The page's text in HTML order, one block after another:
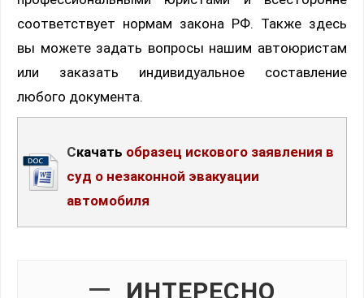
соответствует нормам закона РФ. Также здесь
вы можете задать вопросы нашим автоюристам
или заказать индивидуальное составление
любого документа.
Скачать образец искового заявления в
суд о незаконной эвакуации
автомобиля
ИНТЕРЕСНО